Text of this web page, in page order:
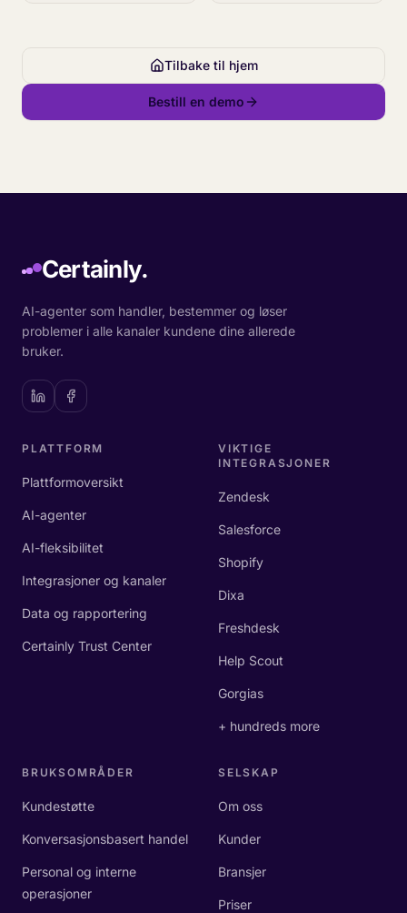
Tilbake til hjem
Bestill en demo
Certainly.
AI-agenter som handler, bestemmer og løser
problemer i alle kanaler kundene dine allerede
bruker.
PLATTFORM
Plattformoversikt
AI-agenter
AI-fleksibilitet
Integrasjoner og kanaler
Data og rapportering
Certainly Trust Center
VIKTIGE
INTEGRASJONER
Zendesk
Salesforce
Shopify
Dixa
Freshdesk
Help Scout
Gorgias
+ hundreds more
BRUKSOMRÅDER
Kundestøtte
Konversasjonsbasert handel
Personal og interne
operasjoner
SELSKAP
Om oss
Kunder
Bransjer
Priser